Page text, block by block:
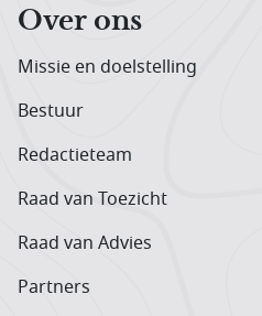
Over ons
Missie en doelstelling
Bestuur
Redactieteam
Raad van Toezicht
Raad van Advies
Partners